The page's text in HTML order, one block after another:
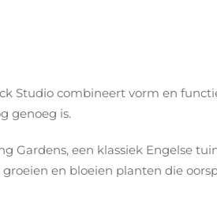
Studio combineert vorm en
genoeg is.
Gardens, een klassiek Engelse
groeien en bloeien planten die